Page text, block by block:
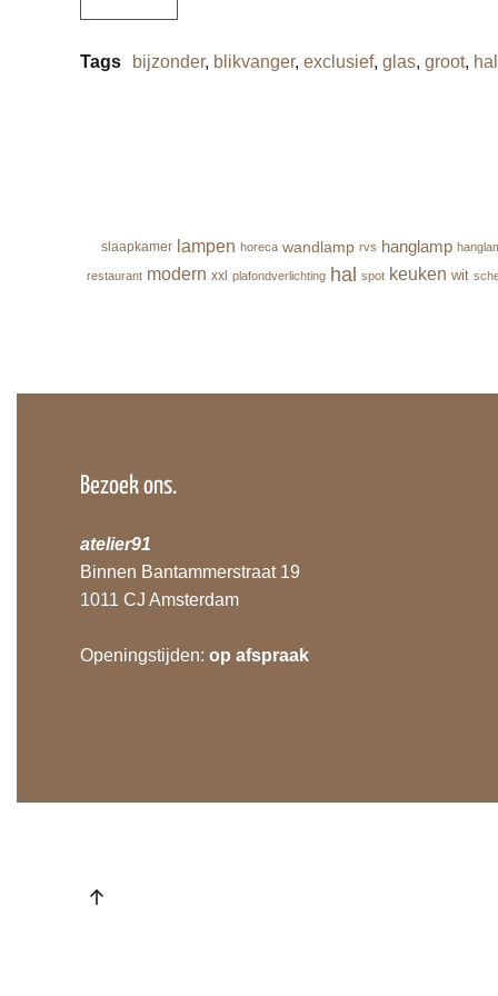
Tags bijzonder, blikvanger, exclusief, glas, groot, hal
slaapkamer lampen horeca wandlamp rvs hanglamp
restaurant modern xxl plafondverlichting hal spot keuken wit
Bezoek ons.
atelier91
Binnen Bantammerstraat 19
1011 CJ Amsterdam
Openingstijden:op afspraak